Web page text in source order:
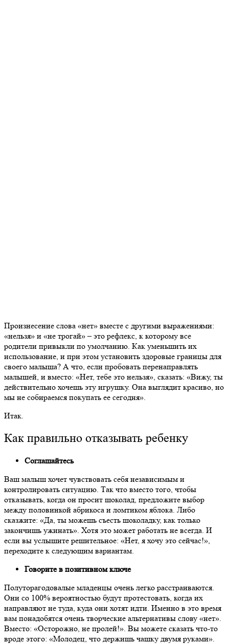
Произнесение слова «нет» вместе с другими выражениями:
«нельзя» и «не трогай»–это рефлекс, к которому все
родители привыкли по умолчанию. Как уменьшить их
использование, и при этом установить здоровые границы для
своего малыша? А что, если пробовать перенаправлять
малышей, и вместо: «Нет, тебе это нельзя», сказать: «Вижу, ты
действительно хочешь эту игрушку. Она выглядит красиво, но
мы не собираемся покупать ее сегодня».
Итак.
Как правильно отказывать ребенку
Соглашайтесь
Ваш малыш хочет чувствовать себя независимым и
контролировать ситуацию. Так что вместо того, чтобы
отказывать, когда он просит шоколад, предложите выбор
между половинкой абрикоса и ломтиком яблока. Либо
сказжите: «Да, ты можешь съесть шоколадку, как только
закончишь ужинать». Хотя это может работать не всегда. И
если вы услышите решительное: «Нет, я хочу это сейчас!»,
переходите к следующим вариантам.
Говорите в позитивном ключе
Полуторагодовалые младенцы очень легко расстраиваются.
Они со 100% вероятностью будут протестовать, когда их
направляют не туда, куда они хотят идти. Именно в это время
вам понадобятся очень творческие альтернативы слову «нет».
Вместо: «Осторожно, не пролей!». Вы можете сказать что-то
вроде этого: «Молодец, что держишь чашку двумя руками».